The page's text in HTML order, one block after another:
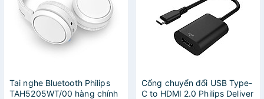
Tai nghe Bluetooth Philips
TAH5205WT/00 hàng chính
Cổng chuyển đổi USB Type-
C to HDMI 2.0 Philips Deliver